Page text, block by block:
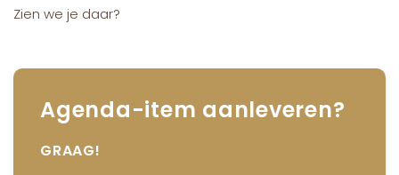
Zien we je daar?
Agenda-item aanleveren?
GRAAG!